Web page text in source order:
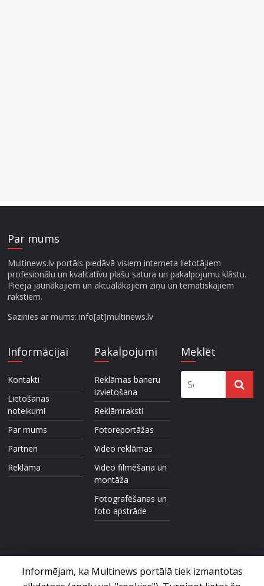
Par mums
Multinews.lv portāls piedāvā visiem interneta lietotājiem
profesionālu un kvalitatīvu plašu satura un pakalpojumu klāstu.
Pieeja jaunākajiem un aktuālākajiem ziņu un tematiskajiem
rakstiem.
Sazinies ar mums: info[at]multinews.lv
Informācijai
Kontakti
Lietošanas
noteikumi
Par mums
Partneri
Reklāma
Pakalpojumi
Reklāmas baneru
izvietošana
Reklāmraksti
Fotoreportāžas
Video reklāmas
Video filmēšana un
montāža
Fotografēšanas un
foto apstrāde
Meklēt
Informējam, ka Multinews portālā tiek izmantotas